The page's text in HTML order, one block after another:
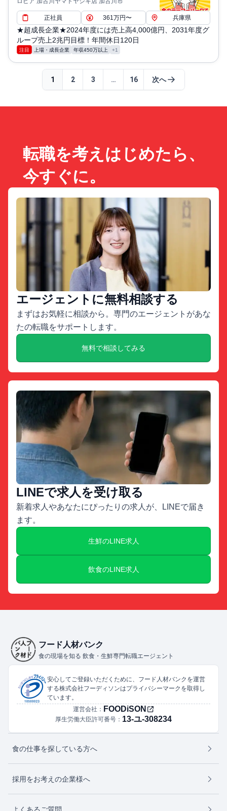
正社員 361万円〜 兵庫県
★超成長企業★2024年度には売上高4,000億円、2031年度グ
ループ売上2兆円目標！年間休日120日
注目 上場・成長企業 年収450万以上 +1
1 2 3 … 16 次へ
転職を考えはじめたら、
今すぐに。
エージェントに無料相談する
まずはお気軽に相談から。専門のエージェントがあな
たの転職をサポートします。
無料で相談してみる
LINEで求人を受け取る
新着求人やあなたにぴったりの求人が、LINEで届き
ます。
生鮮のLINE求人
飲食のLINE求人
フード人材バンク
食の現場を知る 飲食・生鮮専門転職エージェント
安心してご登録いただくために、フード人材バンクを運営
する株式会社フーディソンはプライバシーマークを取得し
ています。
運営会社： FOODiSON
厚生労働大臣許可番号： 13-ユ-308234
食の仕事を探している方へ
採用をお考えの企業様へ
よくあるご質問